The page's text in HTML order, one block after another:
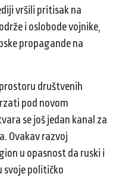
vršili pritisak na
i oslobode vojnike,
propagande na
društvenih
pod novom
se još jedan kanal za
Ovakav razvoj
u opasnost da ruski i
svoje političko